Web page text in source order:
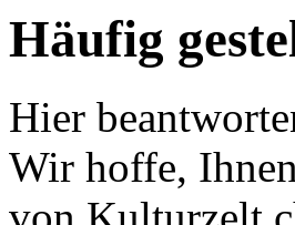
Häufig
Hier
Wir hoffe,